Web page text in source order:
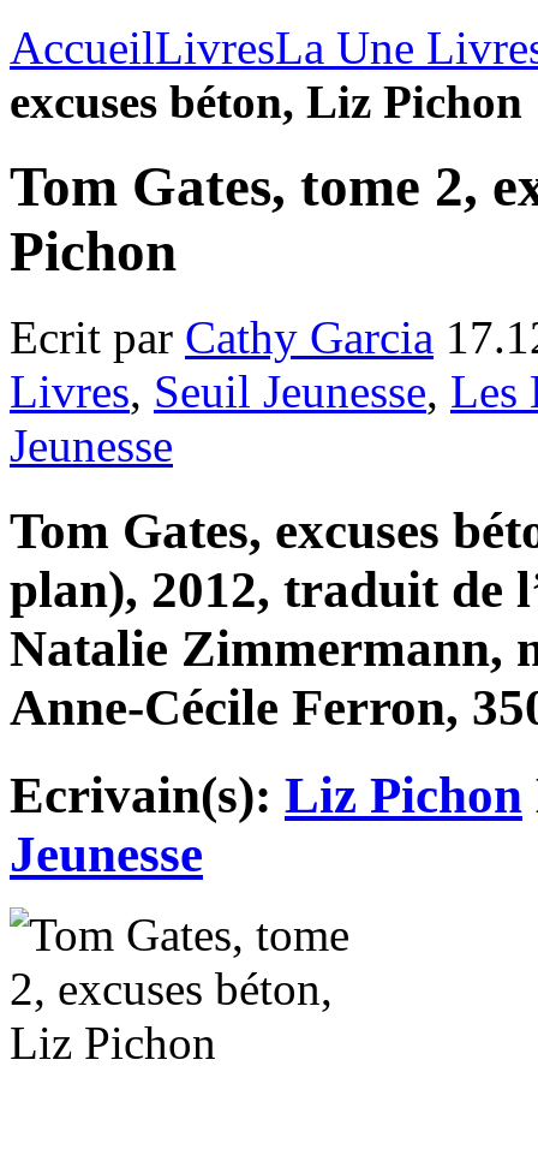
AccueilLivresLa Une
excuses béton, Liz Pichon
Tom Gates, tome 2,
Pichon
Ecrit par Cathy Garcia
Livres, Seuil Jeunesse, Les
Jeunesse
Tom Gates, excuses
plan), 2012, traduit de
Natalie Zimmermann,
Anne-Cécile Ferron,
Ecrivain(s): Liz Pichon
Jeunesse